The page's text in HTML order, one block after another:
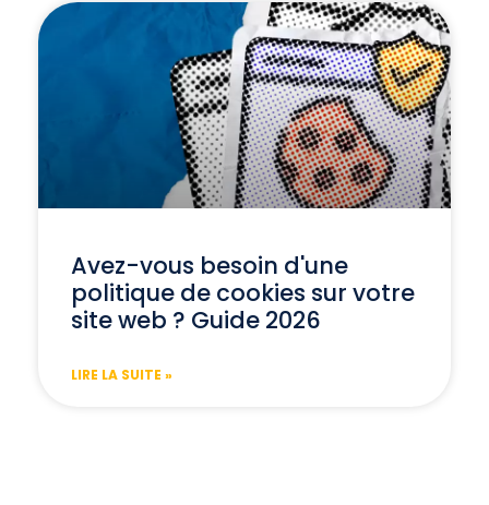
Avez-vous besoin d'une
politique de cookies sur votre
site web ? Guide 2026
LIRE LA SUITE »